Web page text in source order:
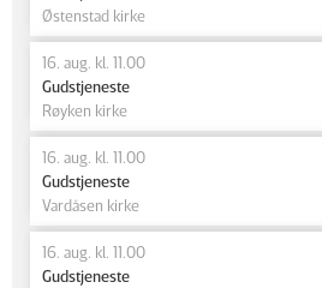
Østenstad kirke
16. aug. kl. 11.00
Gudstjeneste
Røyken kirke
16. aug. kl. 11.00
Gudstjeneste
Vardåsen kirke
16. aug. kl. 11.00
Gudstjeneste